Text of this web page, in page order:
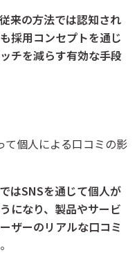
来の方法では認知され
採用コンセプトを通じ
チを減らす有効な手段
て個人による口コミの影
はSNSを通じて個人が
になり、製品やサービ
ザーのリアルな口コミ